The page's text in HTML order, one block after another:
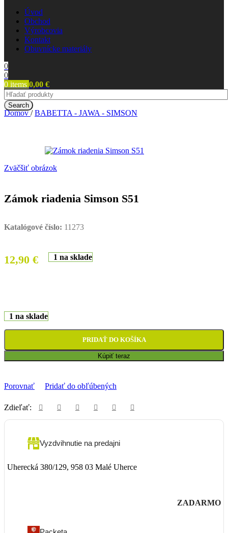
Úvod
Obchod
Výrobcovia
Kontakt
Obuvnícke materiály
0
0
0 items 0,00 €
Search
Domov/ BABETTA - JAWA - SIMSON
Zväčšiť obrázok
Zámok riadenia Simson S51
Katalógové číslo: 11273
12,90 € 1 na sklade
1 na sklade
PRIDAŤ DO KOŠÍKA
Kúpiť teraz
Porovnať Pridať do obľúbených
Zdieľať:
Vyzdvihnutie na predajni
Uherecká 380/129, 958 03 Malé Uherce
ZADARMO